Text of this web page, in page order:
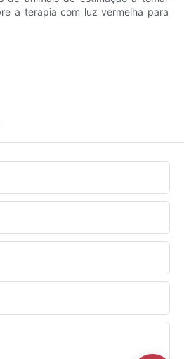
a terapia com luz vermelha para